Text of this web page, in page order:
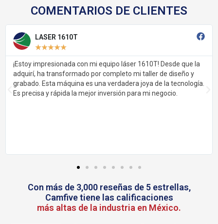
COMENTARIOS DE CLIENTES
LASER 1610T
★★★★★
¡Estoy impresionada con mi equipo láser 1610T! Desde que la
adquirí, ha transformado por completo mi taller de diseño y
grabado. Esta máquina es una verdadera joya de la tecnología.
Es precisa y rápida la mejor inversión para mi negocio.
Con más de 3,000 reseñas de 5 estrellas,
Camfive tiene las calificaciones
más altas de la industria en México.